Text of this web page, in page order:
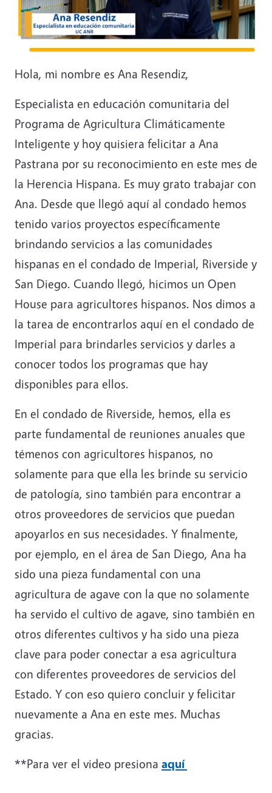
Hola, mi nombre es Ana Resendiz,
Especialista en educación comunitaria del
Programa de Agricultura Climáticamente
Inteligente y hoy quisiera felicitar a Ana
Pastrana por su reconocimiento en este mes de
la Herencia Hispana. Es muy grato trabajar con
Ana. Desde que llegó aquí al condado hemos
tenido varios proyectos específicamente
brindando servicios a las comunidades
hispanas en el condado de Imperial, Riverside y
San Diego. Cuando llegó, hicimos un Open
House para agricultores hispanos. Nos dimos a
la tarea de encontrarlos aquí en el condado de
Imperial para brindarles servicios y darles a
conocer todos los programas que hay
disponibles para ellos.
En el condado de Riverside, hemos, ella es
parte fundamental de reuniones anuales que
témenos con agricultores hispanos, no
solamente para que ella les brinde su servicio
de patología, sino también para encontrar a
otros proveedores de servicios que puedan
apoyarlos en sus necesidades. Y finalmente,
por ejemplo, en el área de San Diego, Ana ha
sido una pieza fundamental con una
agricultura de agave con la que no solamente
ha servido el cultivo de agave, sino también en
otros diferentes cultivos y ha sido una pieza
clave para poder conectar a esa agricultura
con diferentes proveedores de servicios del
Estado. Y con eso quiero concluir y felicitar
nuevamente a Ana en este mes. Muchas
gracias.
**Para ver el video presiona aquí